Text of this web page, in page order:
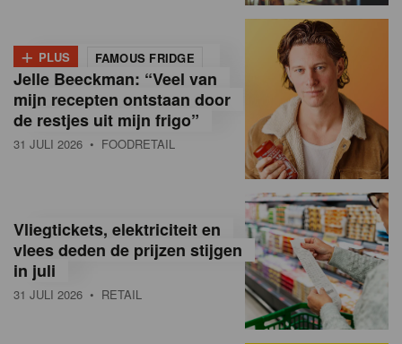
n
B
e
g
ë
+ PLUS FAMOUS FRIDGE
Jelle Beeckman: “Veel van
mijn recepten ontstaan door
de restjes uit mijn frigo”
31 JULI 2026 • FOODRETAIL
Vliegtickets, elektriciteit en
vlees deden de prijzen stijgen
in juli
31 JULI 2026 • RETAIL